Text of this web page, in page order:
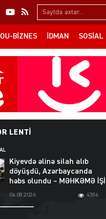
Search…
BIZNES İDMAN SOSIAL
LENTI
Kiyevdə əlinə silah alıb
döyüşdü, Azərbaycanda
həbs olundu – MƏHKƏMƏ İŞİ
04.08.2026 4384